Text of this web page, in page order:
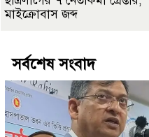
মাইক্রোবাস জব্দ
সর্বশেষ সংবাদ